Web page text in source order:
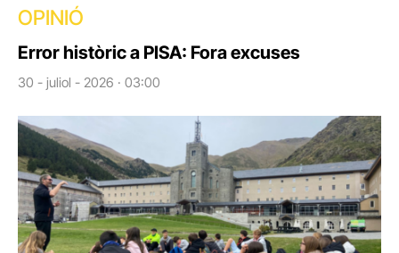
OPINIÓ
Error històric a PISA: Fora excuses
30 - juliol - 2026 · 03:00